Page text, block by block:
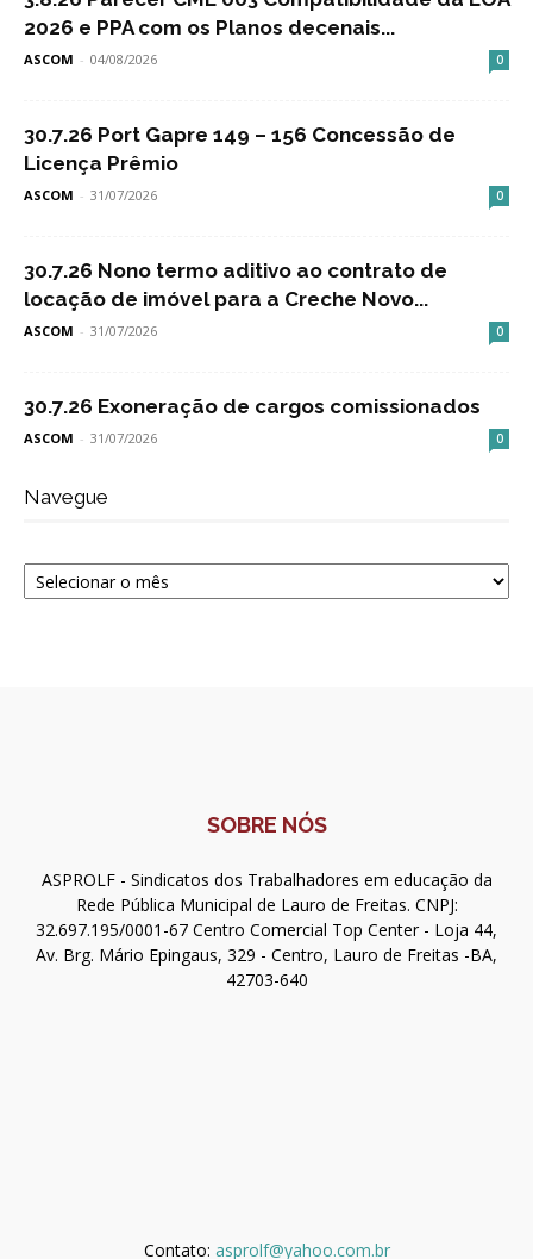
2026 e PPA com os Planos decenais...
ASCOM - 04/08/2026 0
30.7.26 Port Gapre 149 – 156 Concessão de
Licença Prêmio
ASCOM - 31/07/2026 0
30.7.26 Nono termo aditivo ao contrato de
locação de imóvel para a Creche Novo...
ASCOM - 31/07/2026 0
30.7.26 Exoneração de cargos comissionados
ASCOM - 31/07/2026 0
Navegue
Navegue
SOBRE NÓS
ASPROLF - Sindicatos dos Trabalhadores em educação da
Rede Pública Municipal de Lauro de Freitas. CNPJ:
32.697.195/0001-67 Centro Comercial Top Center - Loja 44,
Av. Brg. Mário Epingaus, 329 - Centro, Lauro de Freitas -BA,
42703-640
Contato: asprolf@yahoo.com.br